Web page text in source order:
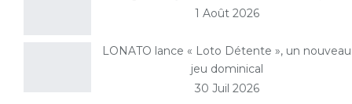
1 Août 2026
LONATO lance « Loto Détente », un nouveau
jeu dominical
30 Juil 2026